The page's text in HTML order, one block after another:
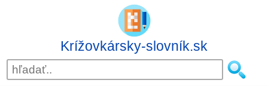
Krížovkársky-slovník.sk